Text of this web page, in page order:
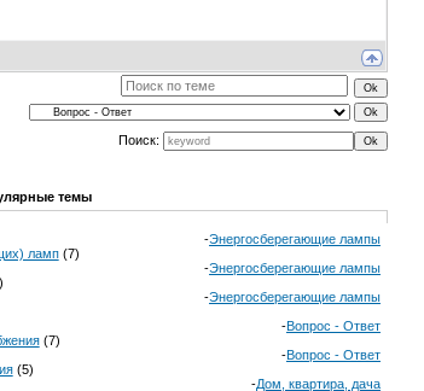
Поиск:
темы
-Энергосберегающие лампы
ламп (7)
-Энергосберегающие лампы
-Энергосберегающие лампы
-Вопрос - Ответ
(7)
-Вопрос - Ответ
(5)
-Дом, квартира, дача